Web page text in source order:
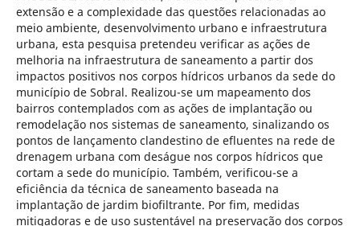
extensão e a complexidade das questões relacionadas ao
meio ambiente, desenvolvimento urbano e infraestrutura
urbana, esta pesquisa pretendeu verificar as ações de
melhoria na infraestrutura de saneamento a partir dos
impactos positivos nos corpos hídricos urbanos da sede do
município de Sobral. Realizou-se um mapeamento dos
bairros contemplados com as ações de implantação ou
remodelação nos sistemas de saneamento, sinalizando os
pontos de lançamento clandestino de efluentes na rede de
drenagem urbana com deságue nos corpos hídricos que
cortam a sede do município. Também, verificou-se a
eficiência da técnica de saneamento baseada na
implantação de jardim biofiltrante. Por fim, medidas
mitigadoras e de uso sustentável na preservação dos corpos